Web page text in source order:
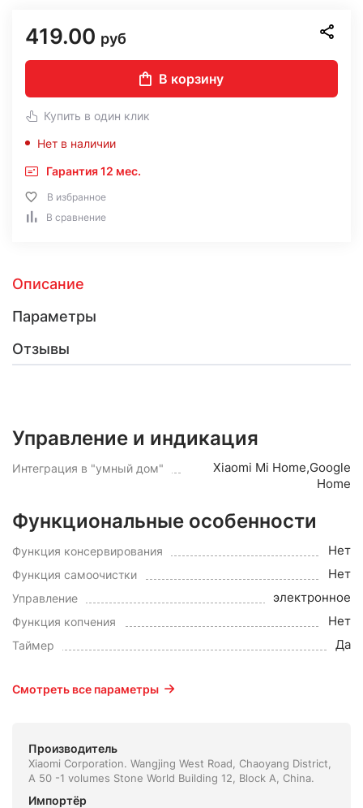
419.00 руб
В корзину
Купить в один клик
Нет в наличии
Гарантия 12 мес.
В избранное
В сравнение
Описание
Параметры
Отзывы
Управление и индикация
Интеграция в "умный дом"
Xiaomi Mi Home,Google
Home
Функциональные особенности
Функция консервирования Нет
Функция самоочистки Нет
Управление электронное
Функция копчения Нет
Таймер Да
Смотреть все параметры
Производитель
Xiaomi Corporation. Wangjing West Road, Chaoyang District,
A 50 -1 volumes Stone World Building 12, Block A, China.
Импортёр